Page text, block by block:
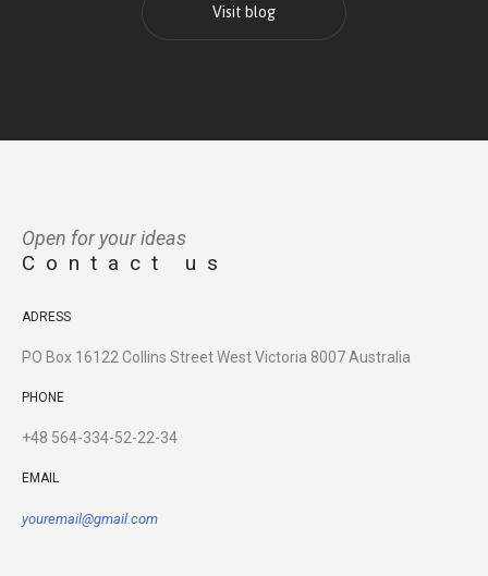
Visit blog
Open for your ideas
Contact us
ADRESS
PO Box 16122 Collins Street West Victoria 8007 Australia
PHONE
+48 564-334-52-22-34
EMAIL
youremail@gmail.com